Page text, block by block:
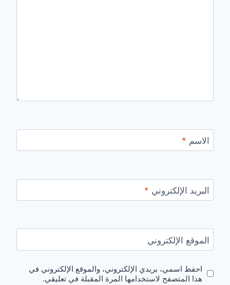
الاسم *
البريد الإلكتروني *
الموقع الإلكتروني
احفظ اسمي، بريدي الإلكتروني، والموقع الإلكتروني في
هذا المتصفح لاستخدامها المرة المقبلة في تعليقي.